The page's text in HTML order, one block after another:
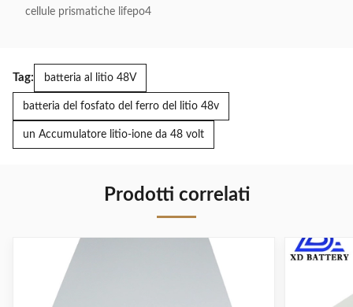
cellule prismatiche lifepo4
Tag: batteria al litio 48V
batteria del fosfato del ferro del litio 48v
un Accumulatore litio-ione da 48 volt
Prodotti correlati